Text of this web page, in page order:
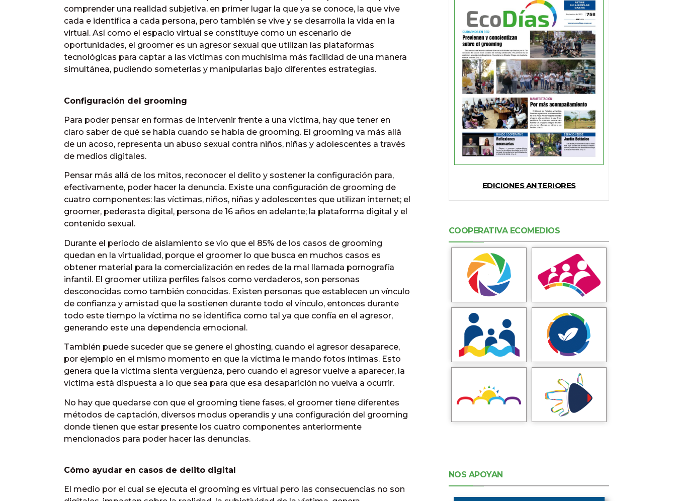
comprender una realidad subjetiva, en primer lugar la que ya se conoce, la que vive
cada e identifica a cada persona, pero también se vive y se desarrolla la vida en la
virtual. Así como el espacio virtual se constituye como un escenario de
oportunidades, el groomer es un agresor sexual que utilizan las plataformas
tecnológicas para captar a las víctimas con muchísima más facilidad de una manera
simultánea, pudiendo someterlas y manipularlas bajo diferentes estrategias.
Configuración del grooming
Para poder pensar en formas de intervenir frente a una víctima, hay que tener en
claro saber de qué se habla cuando se habla de grooming. El grooming va más allá
de un acoso, representa un abuso sexual contra niños, niñas y adolescentes a través
de medios digitales.
Pensar más allá de los mitos, reconocer el delito y sostener la configuración para,
efectivamente, poder hacer la denuncia. Existe una configuración de grooming de
cuatro componentes: las víctimas, niños, niñas y adolescentes que utilizan internet; el
groomer, pederasta digital, persona de 16 años en adelante; la plataforma digital y el
contenido sexual.
Durante el período de aislamiento se vio que el 85% de los casos de grooming
quedan en la virtualidad, porque el groomer lo que busca en muchos casos es
obtener material para la comercialización en redes de la mal llamada pornografía
infantil. El groomer utiliza perfiles falsos como verdaderos, son personas
desconocidas como también conocidas. Existen personas que establecen un vínculo
de confianza y amistad que la sostienen durante todo el vínculo, entonces durante
todo este tiempo la víctima no se identifica como tal ya que confía en el agresor,
generando este una dependencia emocional.
También puede suceder que se genere el ghosting, cuando el agresor desaparece,
por ejemplo en el mismo momento en que la víctima le mando fotos íntimas. Esto
genera que la víctima sienta vergüenza, pero cuando el agresor vuelve a aparecer, la
víctima está dispuesta a lo que sea para que esa desaparición no vuelva a ocurrir.
No hay que quedarse con que el grooming tiene fases, el groomer tiene diferentes
métodos de captación, diversos modus operandis y una configuración del grooming
donde tienen que estar presente los cuatro componentes anteriormente
mencionados para poder hacer las denuncias.
Cómo ayudar en casos de delito digital
El medio por el cual se ejecuta el grooming es virtual pero las consecuencias no son
EDICIONES ANTERIORES
COOPERATIVA ECOMEDIOS
NOS APOYAN